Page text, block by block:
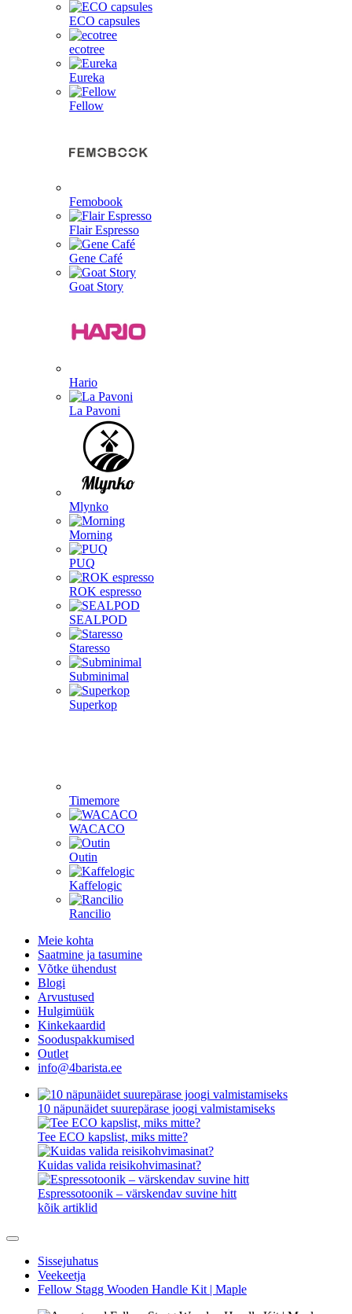
ECO capsules
ecotree
Eureka
Fellow
Femobook
Flair Espresso
Gene Café
Goat Story
Hario
La Pavoni
Mlynko
Morning
PUQ
ROK espresso
SEALPOD
Staresso
Subminimal
Superkop
Timemore
WACACO
Outin
Kaffelogic
Rancilio
Meie kohta
Saatmine ja tasumine
Võtke ühendust
Blogi
Arvustused
Hulgimüük
Kinkekaardid
Sooduspakkumised
Outlet
info@4barista.ee
10 näpunäidet suurepärase joogi valmistamiseks
Tee ECO kapslist, miks mitte?
Kuidas valida reisikohvimasinat?
Espressotoonik – värskendav suvine hitt
kõik artiklid
Sissejuhatus
Veekeetja
Fellow Stagg Wooden Handle Kit | Maple